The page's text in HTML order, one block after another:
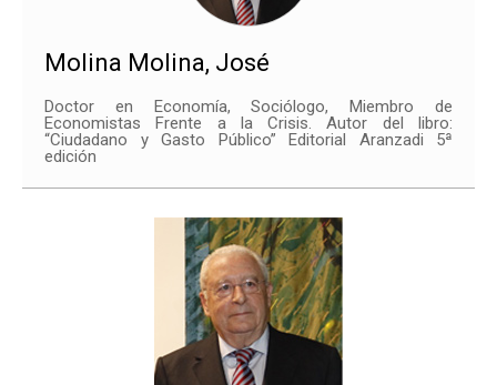
Molina Molina, José
Doctor en Economía, Sociólogo, Miembro de
Economistas Frente a la Crisis. Autor del libro:
“Ciudadano y Gasto Público” Editorial Aranzadi 5ª
edición